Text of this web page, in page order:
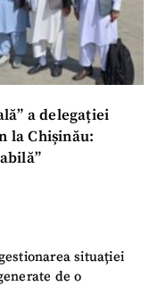
a delegației
la Chișinău:
situației
de o